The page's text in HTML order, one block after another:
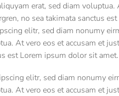
erat, sed diam
no sea takimata sanctus
elitr, sed diam nonumy
At vero eos et accusam et
est Lorem ipsum dolor sit amet.
elitr, sed diam nonumy
At vero eos et accusam et